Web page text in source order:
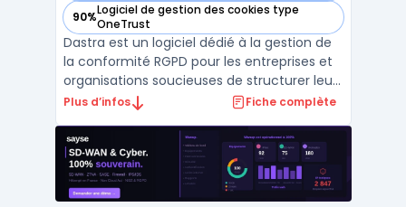
90%Logiciel de gestion des cookies type
OneTrust
— voir Dastra dans cette catégorie
Dastra est un logiciel dédié à la gestion de
la conformité RGPD pour les entreprises et
organisations soucieuses de structurer leur
mise en conformité. Face à la
réglementaires, la gestion centralisée des
registres de traitements, des demandes
Plus d’infos Fiche complète